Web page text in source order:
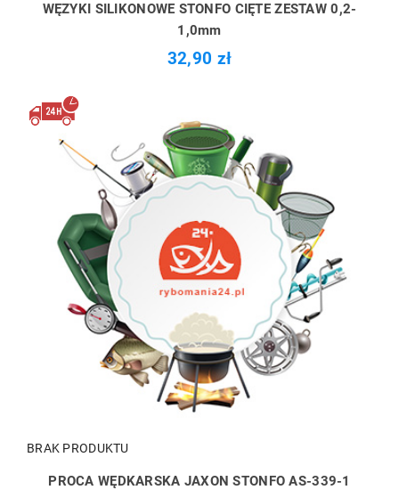
WĘZYKI SILIKONOWE STONFO CIĘTE ZESTAW 0,2-
1,0mm
32,90 zł
BRAK PRODUKTU
PROCA WĘDKARSKA JAXON STONFO AS-339-1